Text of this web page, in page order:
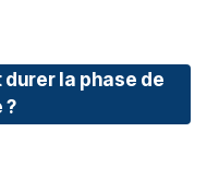
la phase de
?